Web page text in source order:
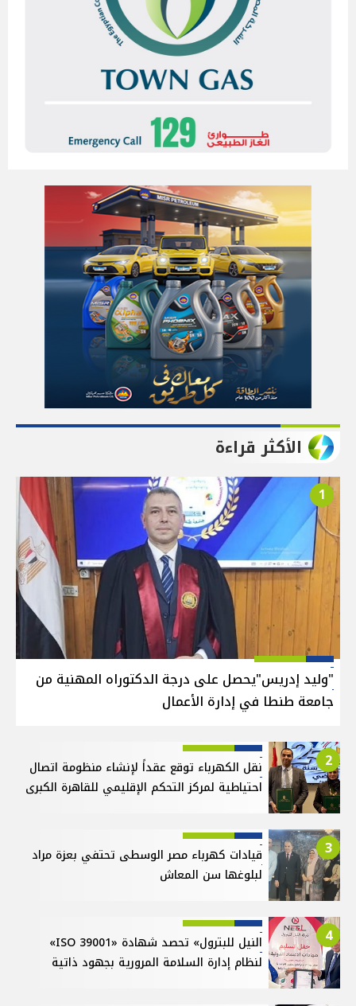
الأكثر قراءة
1
"وليد إدريس"يحصل على درجة الدكتوراه المهنية من
جامعة طنطا في إدارة الأعمال
2
نقل الكهرباء توقع عقداً لإنشاء منظومة اتصال
احتياطية لمركز التحكم الإقليمي للقاهرة الكبرى
3
قيادات كهرباء مصر الوسطى تحتفي بعزة مراد
لبلوغها سن المعاش
4
النيل للبترول» تحصد شهادة «ISO 39001»
لنظام إدارة السلامة المرورية بجهود ذاتية